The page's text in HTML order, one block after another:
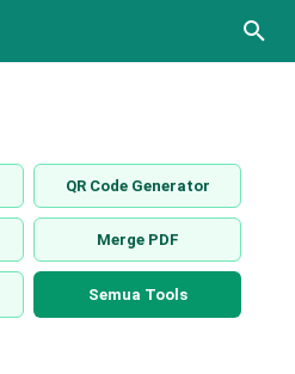
QR Code Generator
Merge PDF
Semua Tools